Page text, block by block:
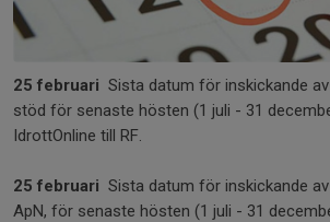
25 februari Sista datum för inskickande
stöd för senaste hösten (1 juli - 31
IdrottOnline till RF.
25 februari Sista datum för inskickande
ApN, för senaste hösten (1 juli - 31